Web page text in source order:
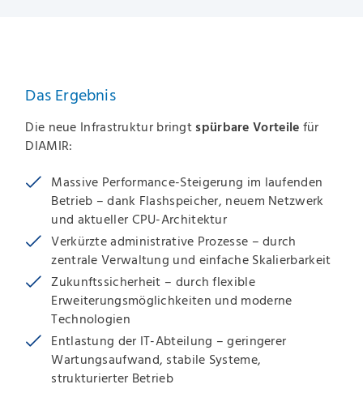
Das Ergebnis
Die neue Infrastruktur bringt spürbare Vorteile für
DIAMIR:
Massive Performance-Steigerung im laufenden
Betrieb – dank Flashspeicher, neuem Netzwerk
und aktueller CPU-Architektur
Verkürzte administrative Prozesse – durch
zentrale Verwaltung und einfache Skalierbarkeit
Zukunftssicherheit – durch flexible
Erweiterungsmöglichkeiten und moderne
Technologien
Entlastung der IT-Abteilung – geringerer
Wartungsaufwand, stabile Systeme,
strukturierter Betrieb